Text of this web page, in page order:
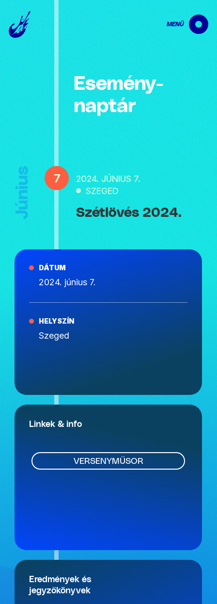
MENÜ
Esemény­
naptár
Június 7
2024. JÚNIUS 7.
SZEGED
Szétlövés 2024.
DÁTUM
2024. június 7.
HELYSZÍN
Szeged
Linkek & info
VERSENYMŰSOR
Eredmények és
jegyzőkönyvek